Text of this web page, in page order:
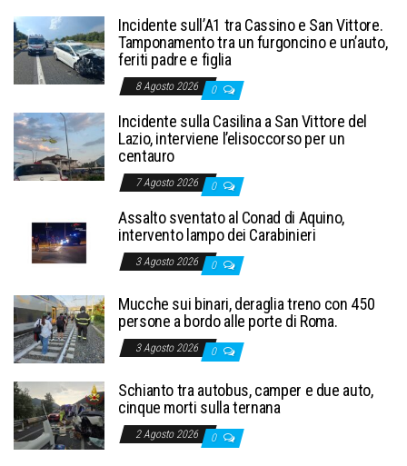
Incidente sull’A1 tra Cassino e San Vittore.
Tamponamento tra un furgoncino e un’auto,
feriti padre e figlia
8 Agosto 2026 0
Incidente sulla Casilina a San Vittore del
Lazio, interviene l’elisoccorso per un
centauro
7 Agosto 2026 0
Assalto sventato al Conad di Aquino,
intervento lampo dei Carabinieri
3 Agosto 2026 0
Mucche sui binari, deraglia treno con 450
persone a bordo alle porte di Roma.
3 Agosto 2026 0
Schianto tra autobus, camper e due auto,
cinque morti sulla ternana
2 Agosto 2026 0